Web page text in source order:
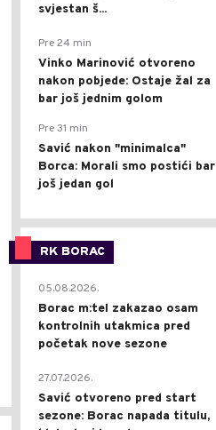
svjestan š...
Pre 24 min
Vinko Marinović otvoreno
nakon pobjede: Ostaje žal za
bar još jednim golom
Pre 31 min
Savić nakon "minimalca"
Borca: Morali smo postići bar
još jedan gol
RK BORAC
05.08.2026.
Borac m:tel zakazao osam
kontrolnih utakmica pred
početak nove sezone
27.07.2026.
Savić otvoreno pred start
sezone: Borac napada titulu,